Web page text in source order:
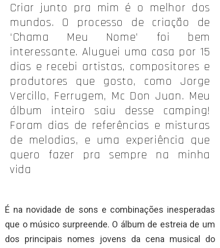
Criar junto pra mim é o melhor dos
mundos. O processo de criação de
‘Chama Meu Nome’ foi bem
interessante. Aluguei uma casa por 15
dias e recebi artistas, compositores e
produtores que gosto, como Jorge
Vercillo, Ferrugem, Mc Don Juan. Meu
álbum inteiro saiu desse camping!
Foram dias de referências e misturas
de melodias, e uma experiência que
quero fazer pra sempre na minha
vida
É na novidade de sons e combinações inesperadas
que o músico surpreende. O álbum de estreia de um
dos principais nomes jovens da cena musical do